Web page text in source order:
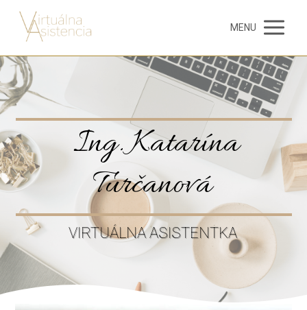
MENU
Ing. Katarína
Turčanová
VIRTUÁLNA ASISTENTKA